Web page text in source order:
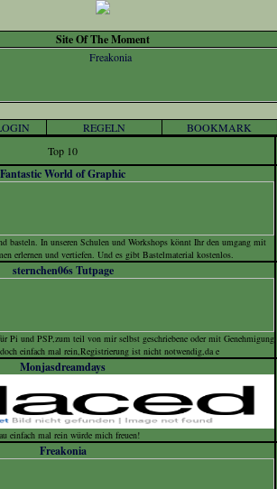
Site Of The Moment
REGELN BOOKMARK
Top 10
Fantastic World of Graphic
basteln. In unseren Schulen und Workshops könnt Ihr den umgang mit
erlernen und vertiefen. Und es gibt Bastelmaterial kostenlos.
sternchen06s Tutpage
Pi und PSP,zum teil von mir selbst geschriebene oder mit Genehmigung
einfach mal rein,Registrierung ist nicht notwendig,da e
Monjasdreamdays
einfach mal rein würde mich freuen!
Freakonia